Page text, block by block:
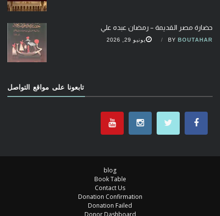
حضارة مصر القديمة – رمضان عبده علي
BY BOUTAHAR يونيو 29, 2026
تابعونا على مواقع التواصل
blog
Book Table
Contact Us
Donation Confirmation
Donation Failed